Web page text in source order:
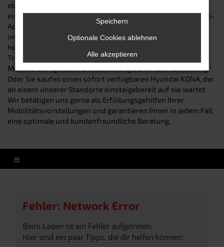
ebenso effizienten wie umweltfreundlichem Motor und
einmaligem Fahrkomfort? Dann wenden Sie sich an Ihre Top-
Adresse für fabrikfrische Hyundai KONA in Passau. Bei uns
im Autohaus Schneider können Sie Ihre Schöpferlust
hemmungslos ausleben und Ihr ganz persönliches
Traumfahrzeug individuell konfigurieren – von der
Motorisierung über die Ausstattung bis hin zur Lackierung.
Oder Sie kaufen einen sofort verfügbaren Hyundai KONA, der
an einem unserer Standorte einsteigebereit auf sie wartet.
Wir betätigen uns gerne als Erfüllungsgehilfen Ihrer
Mobilitätsvorstellungen und garantieren Ihnen in jedem Fall
eine optimale und kundenfreundliche Beratung.
Fehler: Network Error
Beim Laden ist ein Fehler aufgetreten.
Hier sind ein paar Tipps, die dir helfen können:
Speichern
Optionale Cookies ablehnen
Alle akzeptieren